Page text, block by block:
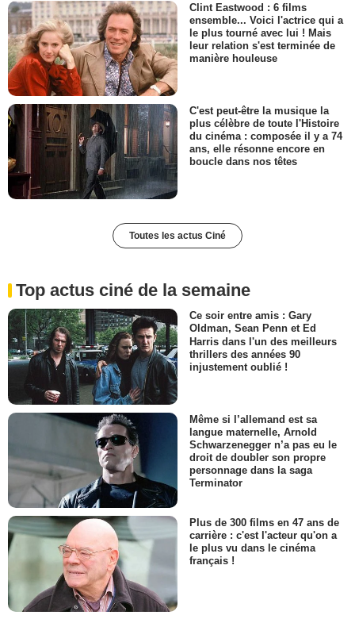
Clint Eastwood : 6 films
ensemble... Voici l'actrice qui a
le plus tourné avec lui ! Mais
leur relation s'est terminée de
manière houleuse
C'est peut-être la musique la
plus célèbre de toute l'Histoire
du cinéma : composée il y a 74
ans, elle résonne encore en
boucle dans nos têtes
Toutes les actus Ciné
Top actus ciné de la semaine
Ce soir entre amis : Gary
Oldman, Sean Penn et Ed
Harris dans l'un des meilleurs
thrillers des années 90
injustement oublié !
Même si l’allemand est sa
langue maternelle, Arnold
Schwarzenegger n’a pas eu le
droit de doubler son propre
personnage dans la saga
Terminator
Plus de 300 films en 47 ans de
carrière : c'est l'acteur qu'on a
le plus vu dans le cinéma
français !